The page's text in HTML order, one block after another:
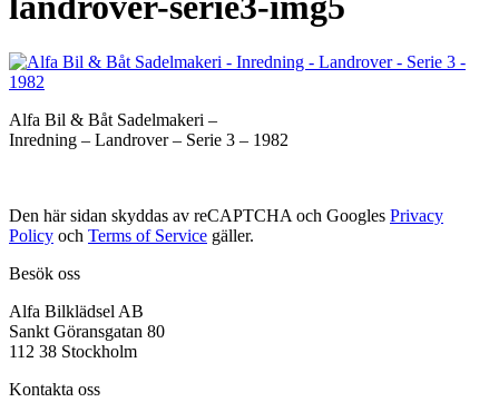
Alfa Bil & Båt Sadelmakeri –
Inredning – Landrover – Serie 3 – 1982
Den här sidan skyddas av reCAPTCHA och Googles Privacy
Policy och Terms of Service gäller.
Besök oss
Alfa Bilklädsel AB
Sankt Göransgatan 80
112 38 Stockholm
Kontakta oss